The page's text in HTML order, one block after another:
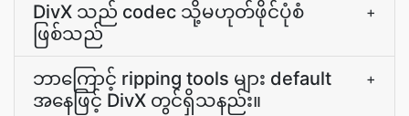
DivX သည် codec သို့မဟုတ်ဖိုင်ပုံစံ
ဖြစ်သည်
+
ဘာကြောင့် ripping tools များ default
အနေဖြင့် DivX တွင်ရှိသနည်း။
+